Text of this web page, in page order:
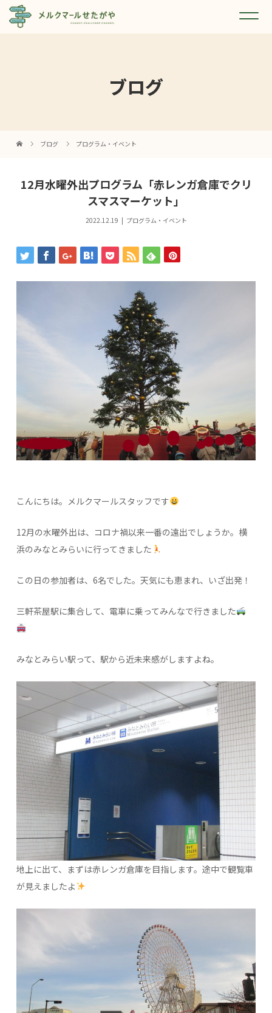
ブログ
ブログ プログラム・イベント
12月水曜外出プログラム「赤レンガ倉庫でクリ
スマスマーケット」
2022.12.19 プログラム・イベント
こんにちは。メルクマールスタッフです
12月の水曜外出は、コロナ禍以来一番の遠出でしょうか。横
浜のみなとみらいに行ってきました
この日の参加者は、6名でした。天気にも恵まれ、いざ出発！
三軒茶屋駅に集合して、電車に乗ってみんなで行きました
みなとみらい駅って、駅から近未来感がしますよね。
地上に出て、まずは赤レンガ倉庫を目指します。途中で観覧車
が見えましたよ